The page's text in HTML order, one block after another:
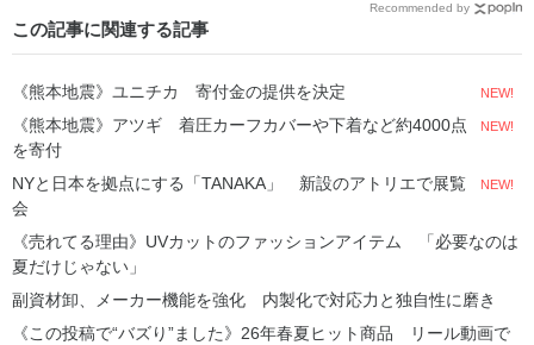
Recommended by
この記事に関連する記事
《熊本地震》ユニチカ 寄付金の提供を決定 NEW!
《熊本地震》アツギ 着圧カーフカバーや下着など約4000点
を寄付
NEW!
NYと日本を拠点にする「TANAKA」 新設のアトリエで展覧
会
NEW!
《売れてる理由》UVカットのファッションアイテム 「必要なのは
夏だけじゃない」
副資材卸、メーカー機能を強化 内製化で対応力と独自性に磨き
《この投稿で“バズり”ました》26年春夏ヒット商品 リール動画で